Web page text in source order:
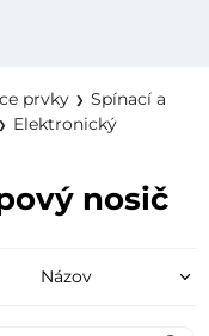
prvky
Spínací a
Elektronický
nosič